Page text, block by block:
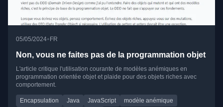
05/05/2024•FR
Non, vous ne faites pas de la programmation objet
L'article critique l'utilisation courante de modèles anémiques en
programmation orientée objet et plaide pour des objets riches avec
comportement.
Encapsulation Java JavaScript
modèle anémique